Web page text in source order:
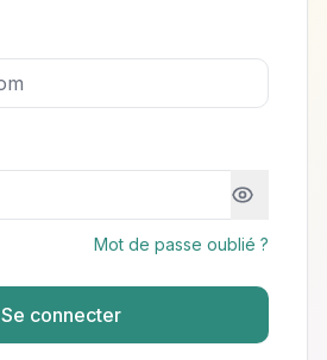
Mot de passe oublié ?
Se connecter